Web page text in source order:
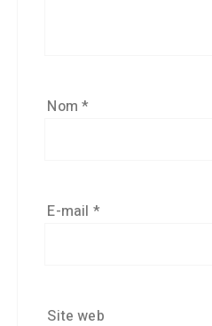
Nom*
E-mail *
Site web